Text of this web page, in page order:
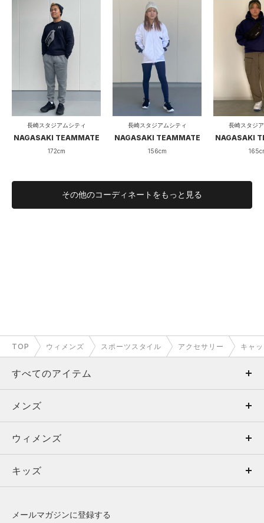
長崎スタジアムシティ
NAGASAKI TEAMMATE
172cm
長崎スタジアムシティ
NAGASAKI TEAMMATE
156cm
長崎スタジ
NAGASAKI
その他のコーディネートをもっと見る
TOP ウィメンズ スポーツスタイル アクセサリー キャ
すべてのアイテム
メンズ
ウィメンズ
キッズ
メンズ
トップス
ボトムス
ウィメンズ
トップス
キッズ
メールマガジンに登録する